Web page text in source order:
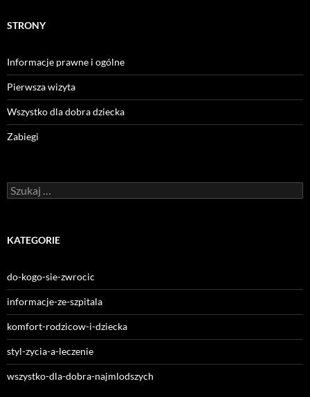
STRONY
Informacje prawne i ogólne
Pierwsza wizyta
Wszystko dla dobra dziecka
Zabiegi
Szukaj:
KATEGORIE
do-kogo-sie-zwrocic
informacje-ze-szpitala
komfort-rodzicow-i-dziecka
styl-zycia-a-leczenie
wszystko-dla-dobra-najmlodszych